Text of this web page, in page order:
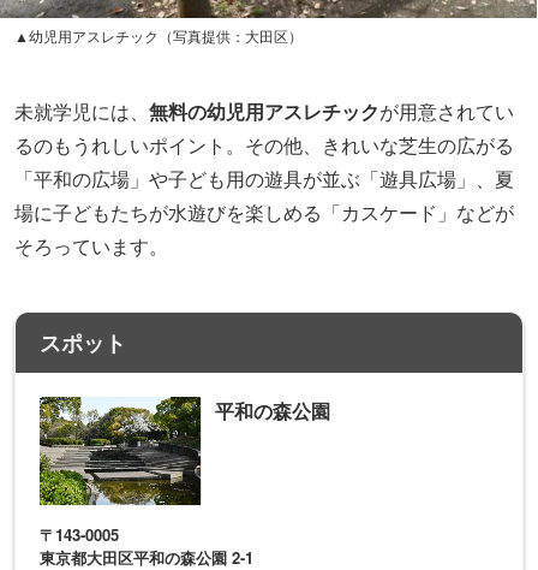
▲幼児用アスレチック（写真提供：大田区）
未就学児には、 無料の幼児用アスレチックが用意されてい
るのもうれしいポイント。その他、きれいな芝生の広がる
「平和の広場」や子ども用の遊具が並ぶ「遊具広場」、夏
場に子どもたちが水遊びを楽しめる「カスケード」などが
そろっています。
スポット
平和の森公園
〒143-0005
東京都大田区平和の森公園 2-1